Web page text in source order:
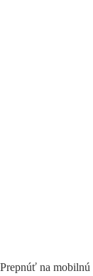
Prepnúť na mobilnú